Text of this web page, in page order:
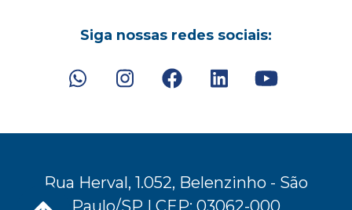
Siga nossas redes sociais:
Rua Herval, 1.052, Belenzinho - São
Paulo/SP | CEP: 03062-000